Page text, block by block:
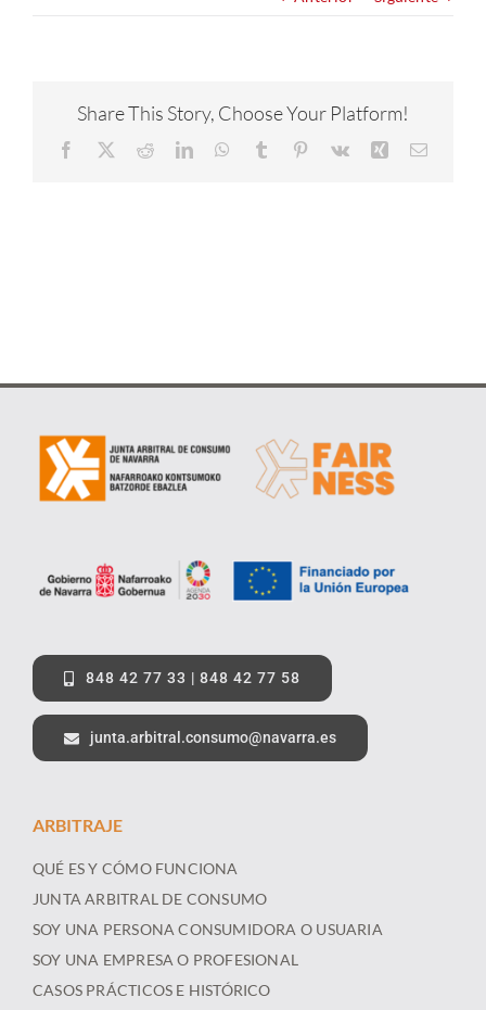
CONTACTA
Share This Story, Choose Your Platform!
Facebook RedditLinkedInWhatsApp
Tumblr Pinterest
Vk Xing Correo
848 42 77 33 | 848 42 77 58
junta.arbitral.consumo@navarra.es
ARBITRAJE
QUÉ ES Y CÓMO FUNCIONA
JUNTA ARBITRAL DE CONSUMO
SOY UNA PERSONA CONSUMIDORA O USUARIA
SOY UNA EMPRESA O PROFESIONAL
CASOS PRÁCTICOS E HISTÓRICO